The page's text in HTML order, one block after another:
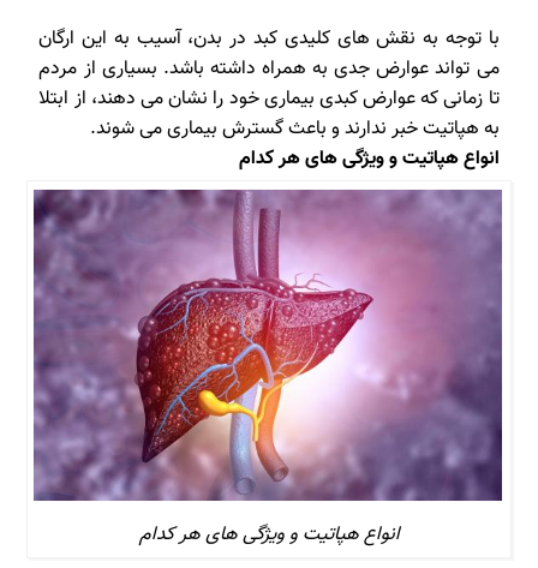
با توجه به نقش های کلیدی کبد در بدن، آسیب به این ارگان
می تواند عوارض جدی به همراه داشته باشد. بسیاری از مردم
تا زمانی که عوارض کبدی بیماری خود را نشان می دهند، از ابتلا
به هپاتیت خبر ندارند و باعث گسترش بیماری می شوند.
انواع هپاتیت و ویژگی های هر کدام
انواع هپاتیت و ویژگی های هر کدام